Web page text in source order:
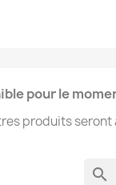
pour le
produits
search